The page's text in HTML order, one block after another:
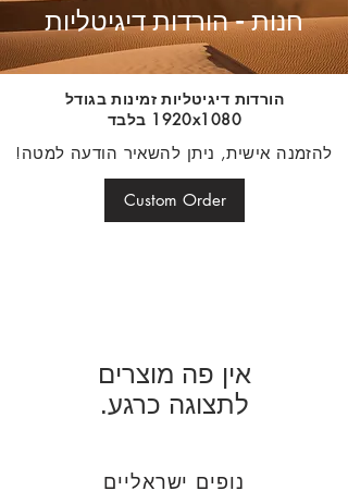
חנות - הורדות דיגיטליות
הורדות דיגיטליות זמינות בגודל
1920x1080 בלבד
להזמנה אישית, ניתן להשאיר הודעה למטה!
Custom Order
לתצוגה כרגע.
נופים ישראליים